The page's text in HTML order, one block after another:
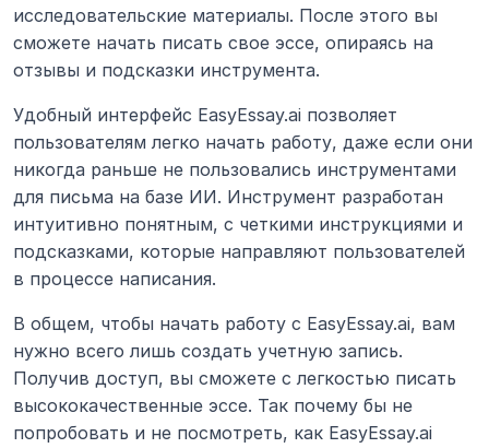
исследовательские материалы. После этого вы
сможете начать писать свое эссе, опираясь на
отзывы и подсказки инструмента.
Удобный интерфейс EasyEssay.ai позволяет
пользователям легко начать работу, даже если они
никогда раньше не пользовались инструментами
для письма на базе ИИ. Инструмент разработан
интуитивно понятным, с четкими инструкциями и
подсказками, которые направляют пользователей
в процессе написания.
В общем, чтобы начать работу с EasyEssay.ai, вам
нужно всего лишь создать учетную запись.
Получив доступ, вы сможете с легкостью писать
высококачественные эссе. Так почему бы не
попробовать и не посмотреть, как EasyEssay.ai